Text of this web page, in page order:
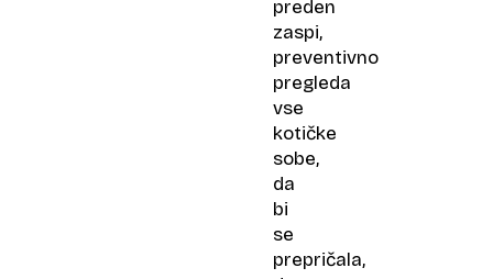
preden
zaspi,
preventivno
pregleda
vse
kotičke
sobe,
da
bi
se
prepričala,